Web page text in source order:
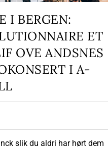
I BERGEN:
ET
OVE ANDSNES
I A-
slik du aldri har hørt dem